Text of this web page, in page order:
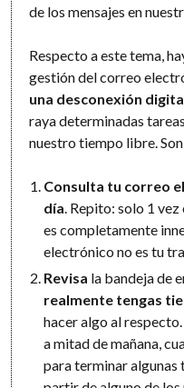
de los mensajes en
Respecto a este tema,
gestión del correo
una desconexión
raya determinadas
nuestro tiempo libre.
Consulta tu correo
día. Repito: solo 1
es completamente
electrónico no es tu
Revisa la bandeja de
realmente tengas
hacer algo al
a mitad de mañana,
para terminar algunas